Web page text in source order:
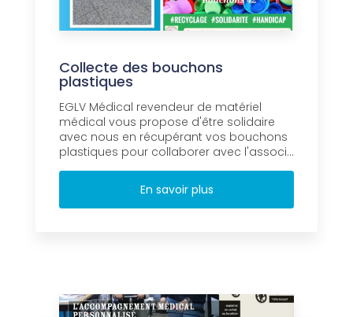
Collecte des bouchons
plastiques
EGLV Médical revendeur de matériel
médical vous propose d'être solidaire
avec nous en récupérant vos bouchons
plastiques pour collaborer avec l'associ...
En savoir plus